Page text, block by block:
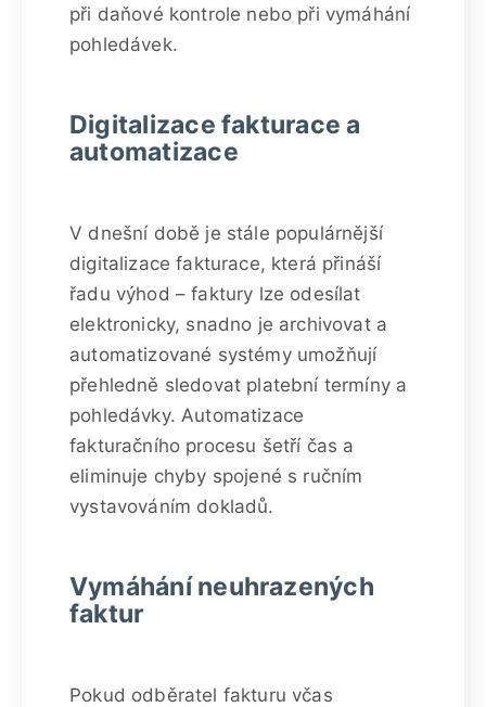
při daňové kontrole nebo při vymáhání
pohledávek.
Digitalizace fakturace a
automatizace
V dnešní době je stále populárnější
digitalizace fakturace, která přináší
řadu výhod – faktury lze odesílat
elektronicky, snadno je archivovat a
automatizované systémy umožňují
přehledně sledovat platební termíny a
pohledávky. Automatizace
fakturačního procesu šetří čas a
eliminuje chyby spojené s ručním
vystavováním dokladů.
Vymáhání neuhrazených
faktur
Pokud odběratel fakturu včas